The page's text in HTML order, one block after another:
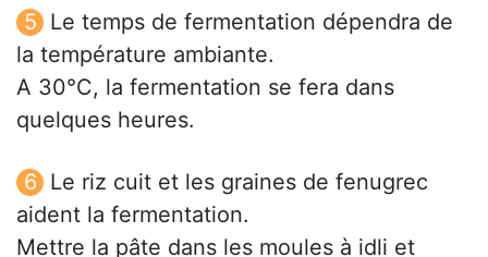
Le temps de fermentation dépendra de
la température ambiante.
A 30°C, la fermentation se fera dans
quelques heures.
Le riz cuit et les graines de fenugrec
aident la fermentation.
Mettre la pâte dans les moules à idli et